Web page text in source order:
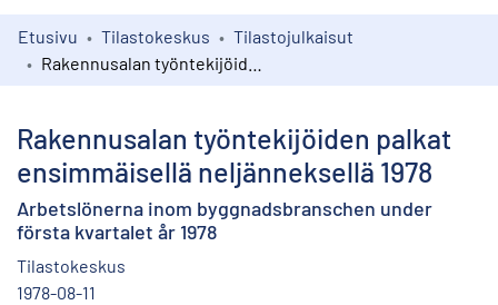
Kokoelmat
Etusivu Tilastokeskus
Tilastojulkaisut
Rakennusalan työntekijöiden palkat
ensimmäisellä neljänneksellä 1978
Arbetslönerna inom byggnadsbranschen under
första kvartalet år 1978
Tilastokeskus
1978-08-11